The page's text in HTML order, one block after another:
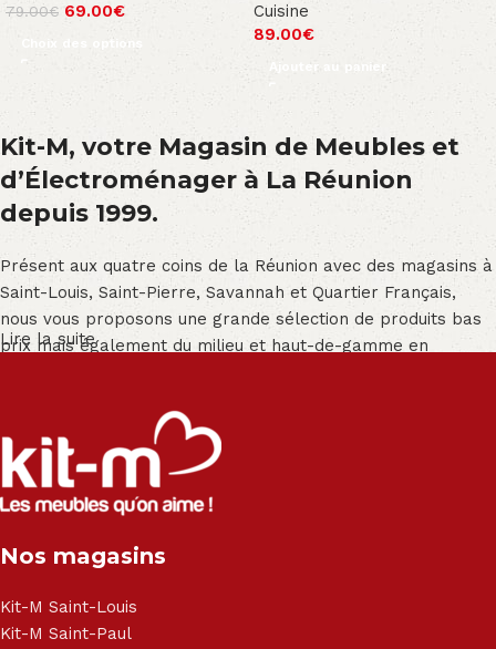
79.00€ 69.00€
Choix des options
Cuisine
89.00€
Ajouter au panier
Kit-M, votre Magasin de Meubles et
d’Électroménager à La Réunion
depuis 1999.
Présent aux quatre coins de la Réunion avec des magasins à
Saint-Louis, Saint-Pierre, Savannah et Quartier Français,
nous vous proposons une grande sélection de produits bas
prix mais également du milieu et haut-de-gamme en
Salon angle - Salon convertible - Salon relax - Canapé -
Canapé lit - Cuisine sur-mesure - Fauteuil - Armoire - Table
et chaise - Meuble de salle de bain - Literie - Lit - Bureau -
Électroménager - Télévision led - Réfrigérateur -
- Matelas - Hifi Hitachi, LG, Sharp, Philips, Bosh, Moulinex,
Haier, Sony, Cecotec, Westpoint, Dyson.
Lire la suite
Nos magasins
Kit-M Saint-Louis
Kit-M Saint-Paul